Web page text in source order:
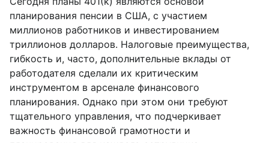
планирования пенсии в США, с участием
миллионов работников и инвестированием
триллионов долларов. Налоговые преимущества,
гибкость и, часто, дополнительные вклады от
работодателя сделали их критическим
инструментом в арсенале финансового
планирования. Однако при этом они требуют
тщательного управления, что подчеркивает
важность финансовой грамотности и